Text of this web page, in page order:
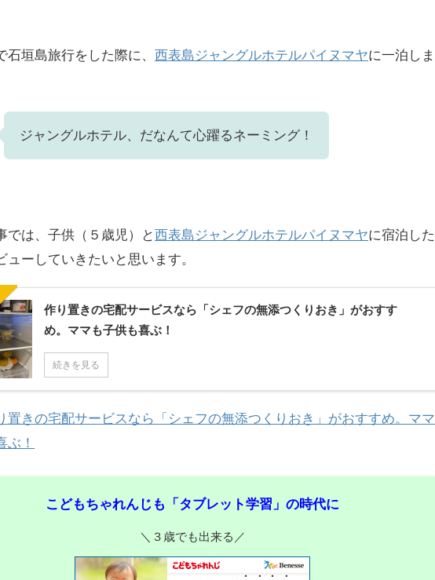
石垣島旅行をした際に、 西表島ジャングルホテルパイヌマヤに一泊しま
ジャングルホテル、だなんて心躍るネーミング！
では、子供（５歳児）と西表島ジャングルホテルパイヌマヤに宿泊した
ューしていきたいと思います。
作り置きの宅配サービスなら「シェフの無添つくりおき」がおすす
め。ママも子供も喜ぶ！
続きを見る
置きの宅配サービスなら「シェフの無添つくりおき」がおすすめ。ママ
ぶ！
こどもちゃれんじも「タブレット学習」の時代に
＼３歳でも出来る ／